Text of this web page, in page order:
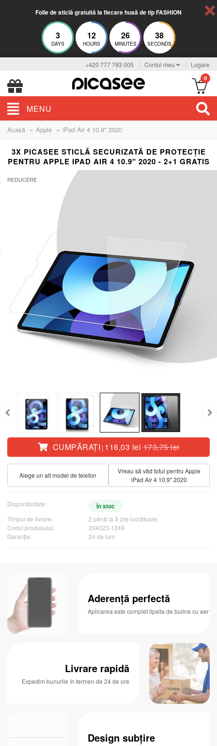
Folie de sticlă gratuită la fiecare husă de tip FASHION
3
DAYS
12
HOURS
26
MINUTES
37
SECONDS
+420 777 793 005 Contul meu Logare
0
MENU
Acasă » Apple » iPad Air 4 10.9" 2020
3X PICASEE STICLĂ SECURIZATĂ DE PROTECȚIE
PENTRU APPLE IPAD AIR 4 10.9" 2020 - 2+1 GRATIS
REDUCERE
CUMPĂRAŢI | 116,03 lei173,75 lei
Alege un alt model de telefon
Vreau să văd totul pentru Apple
iPad Air 4 10.9" 2020
Disponibilitate: În stoc
Timpul de livrare:
2 până la 3 zile lucrătoare.
Codul produsului:
204023-1249
Garanţie:
24 de luni
Aderență perfectă
Aplicarea este complet lipsita de buline cu aer
Livrare rapidă
Expedim bunurile în termen de 24 de ore
Design subțire